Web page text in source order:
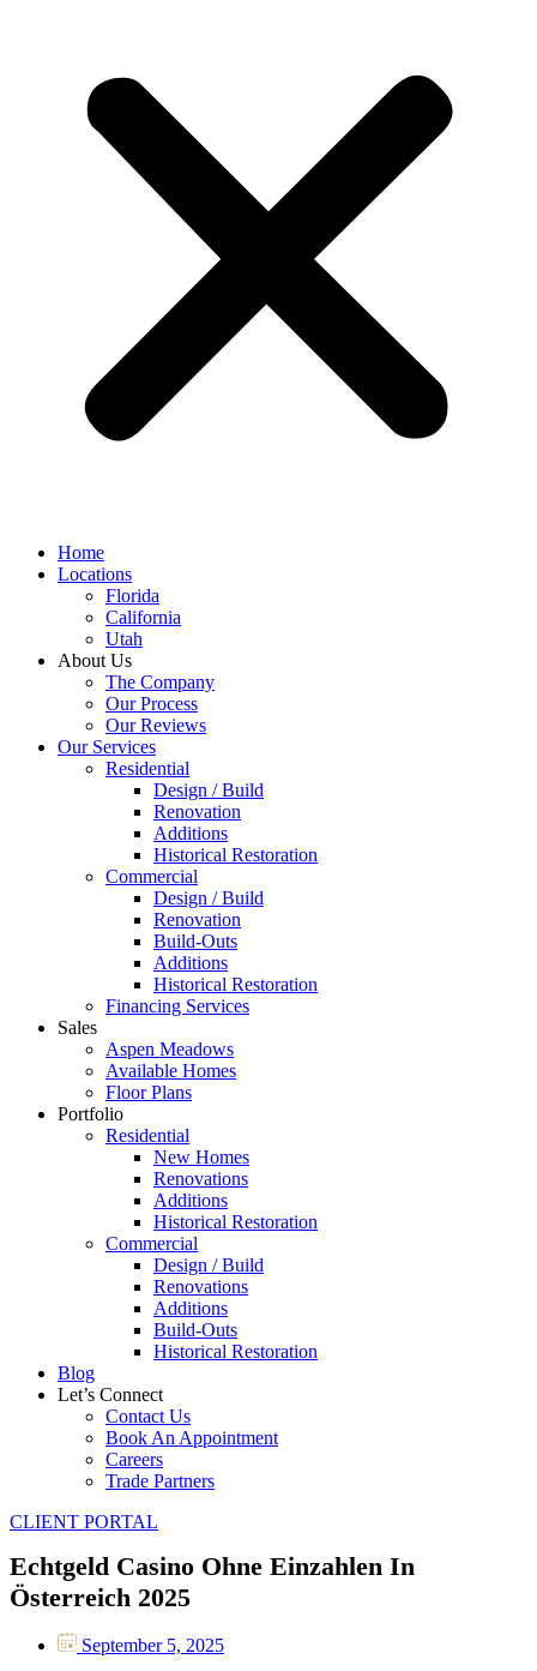
Home
Locations
Florida
California
Utah
About Us
The Company
Our Process
Our Reviews
Our Services
Residential
Design / Build
Renovation
Additions
Historical Restoration
Commercial
Design / Build
Renovation
Build-Outs
Additions
Historical Restoration
Financing Services
Sales
Aspen Meadows
Available Homes
Floor Plans
Portfolio
Residential
New Homes
Renovations
Additions
Historical Restoration
Commercial
Design / Build
Renovations
Additions
Build-Outs
Historical Restoration
Blog
Let’s Connect
Contact Us
Book An Appointment
Careers
Trade Partners
CLIENT PORTAL
Echtgeld Casino Ohne Einzahlen In
Österreich 2025
September 5, 2025